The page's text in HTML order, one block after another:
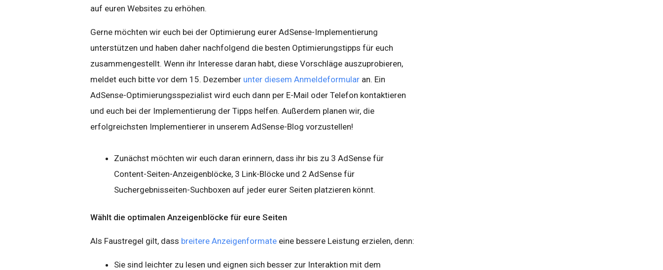
auf euren Websites zu erhöhen.
Gerne möchten wir euch bei der Optimierung eurer AdSense-Implementierung
unterstützen und haben daher nachfolgend die besten Optimierungstipps für euch
zusammengestellt. Wenn ihr Interesse daran habt, diese Vorschläge auszuprobieren,
meldet euch bitte vor dem 15. Dezember unter diesem Anmeldeformular an. Ein
AdSense-Optimierungsspezialist wird euch dann per E-Mail oder Telefon kontaktieren
und euch bei der Implementierung der Tipps helfen. Außerdem planen wir, die
erfolgreichsten Implementierer in unserem AdSense-Blog vorzustellen!
Zunächst möchten wir euch daran erinnern, dass ihr bis zu 3 AdSense für
Content-Seiten-Anzeigenblöcke, 3 Link-Blöcke und 2 AdSense für
Suchergebnisseiten-Suchboxen auf jeder eurer Seiten platzieren könnt.
Wählt die optimalen Anzeigenblöcke für eure Seiten
Als Faustregel gilt, dass breitere Anzeigenformate eine bessere Leistung erzielen, denn:
Sie sind leichter zu lesen und eignen sich besser zur Interaktion mit dem